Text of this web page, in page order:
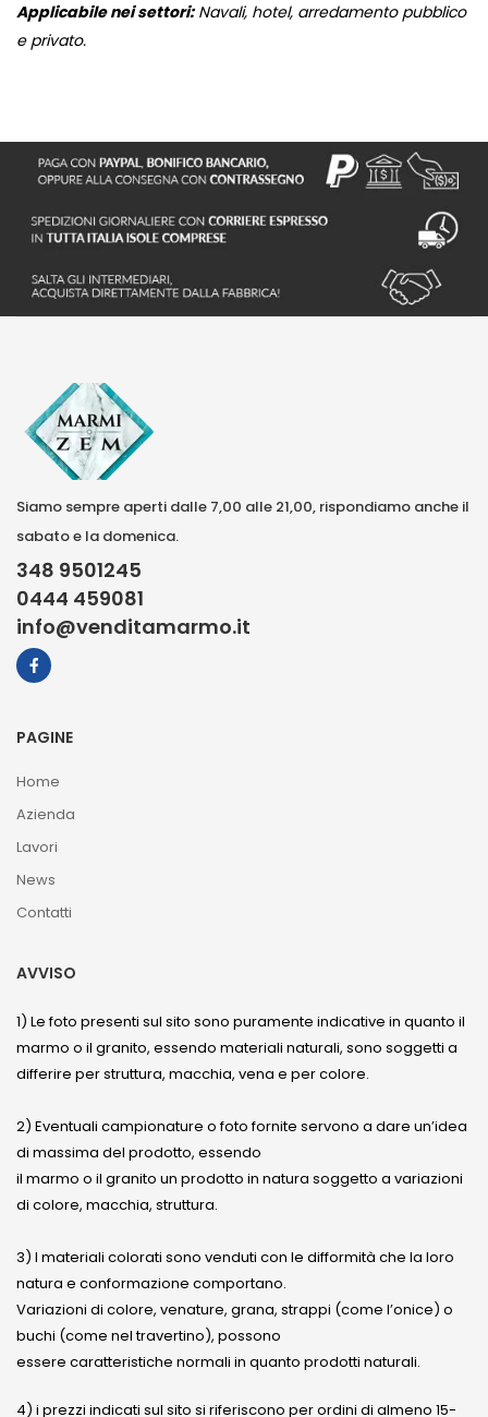
Applicabile nei settori:Navali, hotel, arredamento pubblico
e privato.
Siamo sempre aperti dalle 7,00 alle 21,00, rispondiamo anche il
sabato e la domenica.
348 9501245
0444 459081
info@venditamarmo.it
PAGINE
Home
Azienda
Lavori
News
Contatti
AVVISO
1) Le foto presenti sul sito sono puramente indicative in quanto il
marmo o il granito, essendo materiali naturali, sono soggetti a
differire per struttura, macchia, vena e per colore.
2) Eventuali campionature o foto fornite servono a dare un’idea
di massima del prodotto, essendo
il marmo o il granito un prodotto in natura soggetto a variazioni
di colore, macchia, struttura.
3) I materiali colorati sono venduti con le difformità che la loro
natura e conformazione comportano.
Variazioni di colore, venature, grana, strappi (come l’onice) o
buchi (come nel travertino), possono
essere caratteristiche normali in quanto prodotti naturali.
4) i prezzi indicati sul sito si riferiscono per ordini di almeno 15-